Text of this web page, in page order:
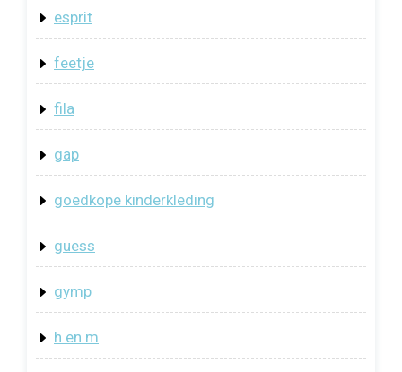
esprit
feetje
fila
gap
goedkope kinderkleding
guess
gymp
h en m